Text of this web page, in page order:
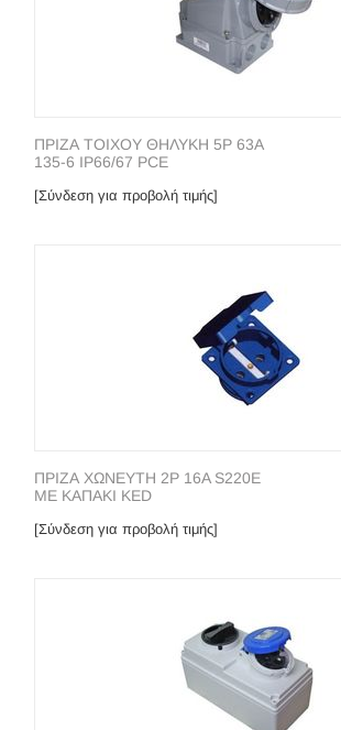
ΠΡΙΖΑ ΤΟΙΧΟΥ ΘΗΛΥΚΗ 5P 63A
135-6 IP66/67 PCE
[Σύνδεση για προβολή τιμής]
ΠΡΙΖΑ ΧΩΝΕΥΤΗ 2P 16A S220E
ΜΕ ΚΑΠΑΚΙ KED
[Σύνδεση για προβολή τιμής]